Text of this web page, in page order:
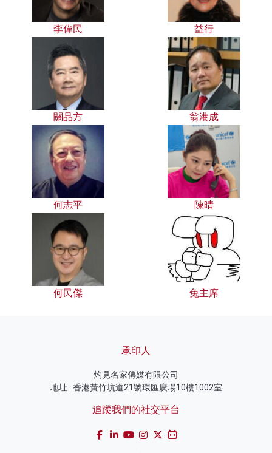
李偉民 益行
關品方 翁港成
何志平 陳晴
何民傑 兔主席
承印人
灼見名家傳媒有限公司
地址 : 香港黃竹坑道21號環匯廣場10樓1002室
追蹤我們的社交平台